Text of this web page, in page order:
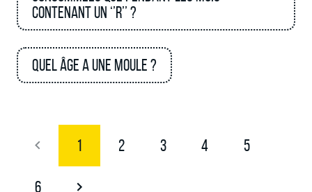
contenant un ‘’R’’ ?
Quel âge a une moule ?
1 2 3 4 5
6